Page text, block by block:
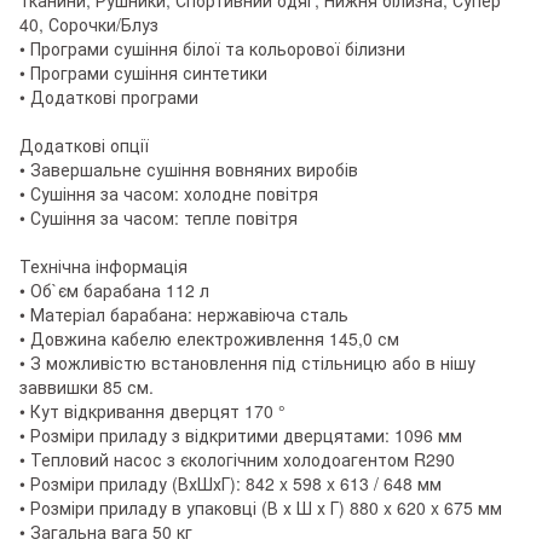
40, Сорочки/Блуз
• Програми сушіння білої та кольорової білизни
• Програми сушіння синтетики
• Додаткові програми
Додаткові опції
• Завершальне сушіння вовняних виробів
• Сушіння за часом: холодне повітря
• Сушіння за часом: тепле повітря
Технічна інформація
• Об`єм барабана 112 л
• Матеріал барабана: нержавіюча сталь
• Довжина кабелю електроживлення 145,0 см
• З можливістю встановлення під стільницю або в нішу
заввишки 85 см.
• Кут відкривання дверцят 170 °
• Розміри приладу з відкритими дверцятами: 1096 мм
• Тепловий насос з єкологічним холодоагентом R290
• Розміри приладу (ВхШхГ): 842 x 598 x 613 / 648 мм
• Розміри приладу в упаковці (В х Ш х Г) 880 x 620 x 675 мм
• Загальна вага 50 кг